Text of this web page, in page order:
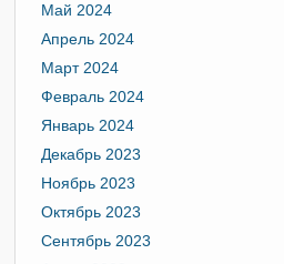
Май 2024
Апрель 2024
Март 2024
Февраль 2024
Январь 2024
Декабрь 2023
Ноябрь 2023
Октябрь 2023
Сентябрь 2023